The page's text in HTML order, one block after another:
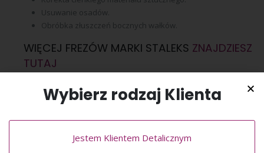
Usuwanie osadów.
Obróbka złuszczeń bocznych wałków.
WIĘCEJ FREZÓW MARKI STALEKS ZNAJDZIESZ
TUTAJ
Wybierz rodzaj Klienta
Jestem Klientem Detalicznym